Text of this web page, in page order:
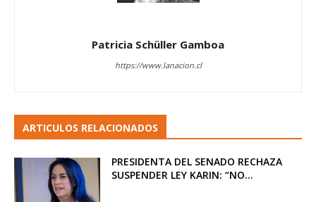
Patricia Schüller Gamboa
https://www.lanacion.cl
ARTICULOS RELACIONADOS
PRESIDENTA DEL SENADO RECHAZA
SUSPENDER LEY KARIN: “NO...